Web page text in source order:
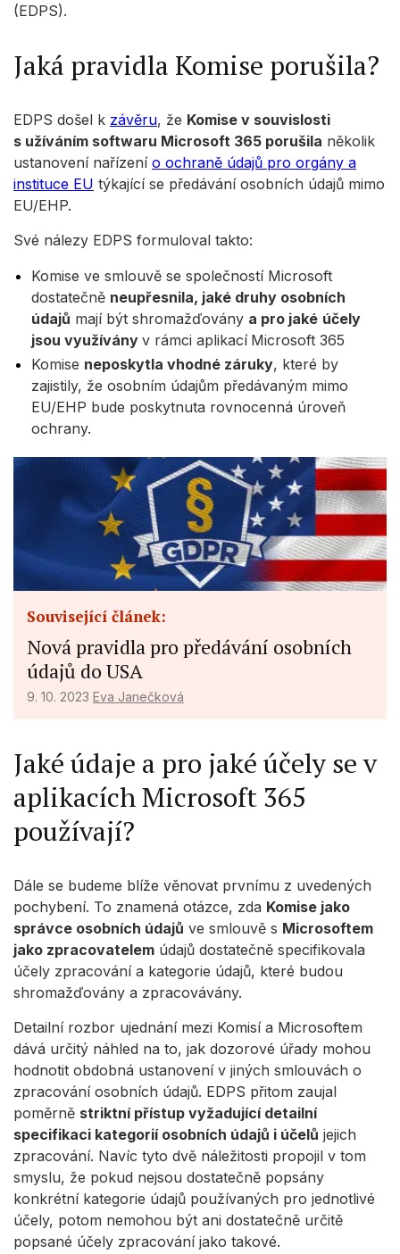
(EDPS).
Jaká pravidla Komise porušila?
EDPS došel k závěru, že Komise v souvislosti
s užíváním softwaru Microsoft 365 porušila několik
ustanovení nařízení o ochraně údajů pro orgány a
instituce EU týkající se předávání osobních údajů mimo
EU/EHP.
Své nálezy EDPS formuloval takto:
Komise ve smlouvě se společností Microsoft
dostatečně neupřesnila, jaké druhy osobních
údajů mají být shromažďovány a pro jaké účely
jsou využívány v rámci aplikací Microsoft 365
Komise neposkytla vhodné záruky, které by
zajistily, že osobním údajům předávaným mimo
EU/EHP bude poskytnuta rovnocenná úroveň
ochrany.
Související článek:
Nová pravidla pro předávání osobních
údajů do USA
9. 10. 2023 Eva Janečková
Jaké údaje a pro jaké účely se v
aplikacích Microsoft 365
používají?
Dále se budeme blíže věnovat prvnímu z uvedených
pochybení. To znamená otázce, zda Komise jako
správce osobních údajů ve smlouvě s Microsoftem
jako zpracovatelem údajů dostatečně specifikovala
účely zpracování a kategorie údajů, které budou
shromažďovány a zpracovávány.
Detailní rozbor ujednání mezi Komisí a Microsoftem
dává určitý náhled na to, jak dozorové úřady mohou
hodnotit obdobná ustanovení v jiných smlouvách o
zpracování osobních údajů. EDPS přitom zaujal
poměrně striktní přístup vyžadující detailní
specifikaci kategorií osobních údajů i účelů jejich
zpracování. Navíc tyto dvě náležitosti propojil v tom
smyslu, že pokud nejsou dostatečně popsány
konkrétní kategorie údajů používaných pro jednotlivé
účely, potom nemohou být ani dostatečně určitě
popsané účely zpracování jako takové.